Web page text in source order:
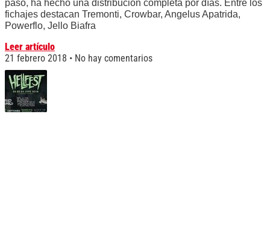
paso, ha hecho una distribución completa por días. Entre los
fichajes destacan Tremonti, Crowbar, Angelus Apatrida,
Powerflo, Jello Biafra
Leer artículo
21 febrero 2018
No hay comentarios